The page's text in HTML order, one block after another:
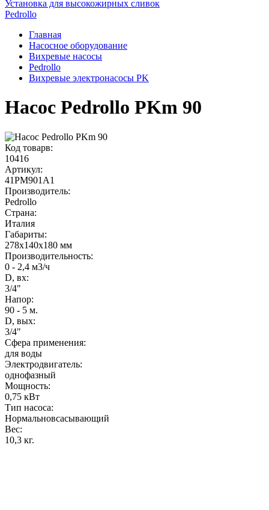
Установка для высокожирных сливок
Pedrollo
Главная
Насосное оборудование
Вихревые насосы
Pedrollo
Вихревые электронасосы PK
Насос Pedrollo PKm 90
Код товарв:
10416
Артикул:
41PM901A1
Производитель:
Pedrollo
Страна:
Италия
Габариты:
278x140x180 мм
Производительность:
0 - 2,4 м3/ч
D, вх:
3/4"
Напор:
90 - 5 м.
D, вых:
3/4"
Сфера применения:
для воды
Электродвигатель:
однофазный
Мощность:
0,75 кВт
Тип насоса:
Нормальновсасывающий
Вес:
10,3 кг.